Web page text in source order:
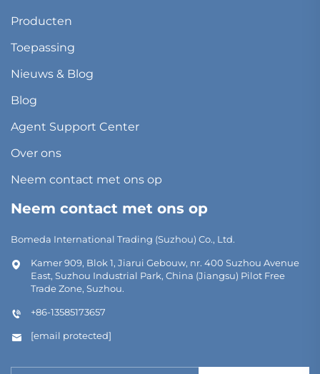
Producten
Toepassing
Nieuws & Blog
Blog
Agent Support Center
Over ons
Neem contact met ons op
Neem contact met ons op
Bomeda International Trading (Suzhou) Co., Ltd.
Kamer 909, Blok 1, Jiarui Gebouw, nr. 400 Suzhou Avenue
East, Suzhou Industrial Park, China (Jiangsu) Pilot Free
Trade Zone, Suzhou.
+86-13585173657
[email protected]